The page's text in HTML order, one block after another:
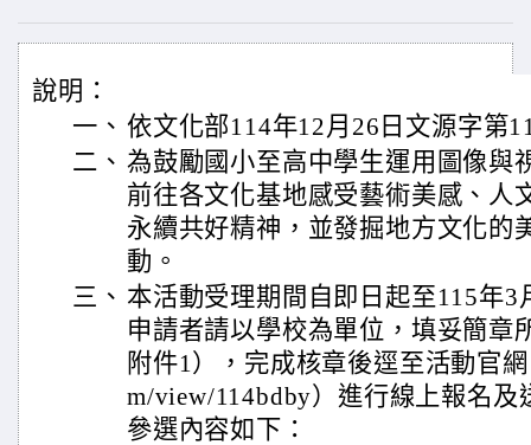
說明：
一、 依文化部114年12月26日文源字第
二、 為鼓勵國小至高中學生運用圖像與
前往各文化基地感受藝術美感、人
永續共好精神，並發掘地方文化的
動。
三、 本活動受理期間自即日起至115年3
申請者請以學校為單位，填妥簡章
附件1），完成核章後逕至活動官
m/view/114bdby）進行線上報名及
參選內容如下：